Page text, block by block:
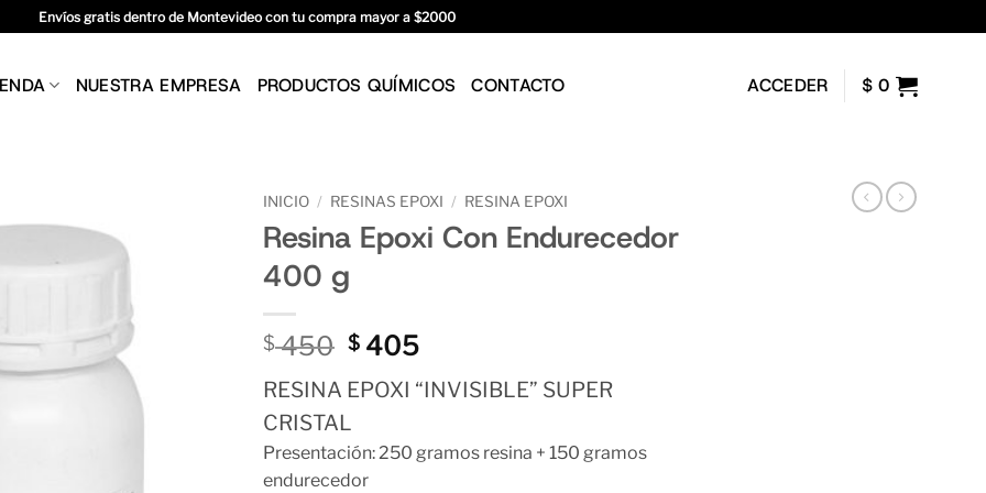
Envíos gratis dentro de Montevideo con tu compra mayor a $2000
NUESTRA EMPRESA PRODUCTOS QUÍMICOS CONTACTO ACCEDER $ 0
INICIO / RESINAS EPOXI / RESINA EPOXI
Resina Epoxi Con Endurecedor
400 g
$450 El
original
era:
$ 450.
$ 405El
actual
$ 405.
RESINA EPOXI “INVISIBLE” SUPER
CRISTAL
Presentación: 250 gramos resina + 150 gramos
endurecedor